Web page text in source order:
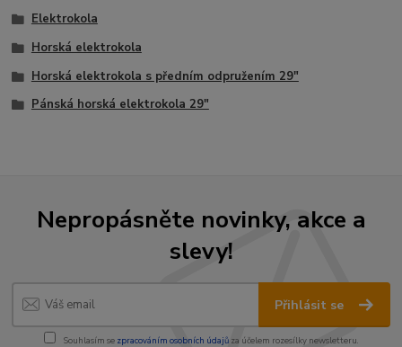
Elektrokola
Horská elektrokola
Horská elektrokola s předním odpružením 29"
Pánská horská elektrokola 29"
Nepropásněte novinky, akce a
slevy!
Přihlásit se
Souhlasím se zpracováním osobních údajůza účelem rozesílky newsletteru.